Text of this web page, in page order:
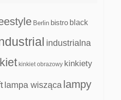
Berlin bistro black
industrialna
kinkiet obrazowy kinkiety
lampa wisząca lampy